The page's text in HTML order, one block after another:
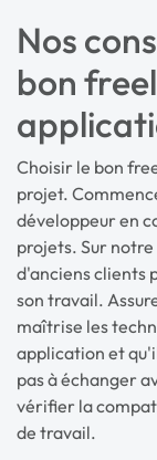
Nos
bon
Choisir le bon
projet.
développeur en
projets. Sur
d'anciens clients
son travail.
maîtrise les
application et
pas à échanger
vérifier la
de travail.